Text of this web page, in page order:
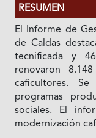
RESUMEN
El Informe de
de Caldas
tecnificada y
renovaron
caficultores.
programas
sociales. El
modernización